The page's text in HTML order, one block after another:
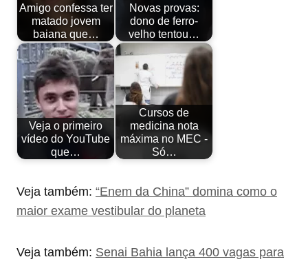
Amigo confessa ter
matado jovem
baiana que…
Novas provas:
dono de ferro-
velho tentou…
Veja o primeiro
vídeo do YouTube
que…
Cursos de
medicina nota
máxima no MEC -
Só…
Veja também: “Enem da China” domina como o
maior exame vestibular do planeta
Veja também: Senai Bahia lança 400 vagas para